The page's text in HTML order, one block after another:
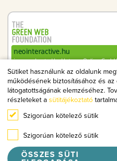
0.18g CO 2kibocsátás
megtekintésenként
A hellogreenweb.hu mérése
© 2026 Neo Interactive All Rights
Sütiket használunk az oldalunk
működésének biztosításához és az
látogatottságának elemzéséhez.
részleteket a sütitájékoztató
Szigorúan kötelező sütik
Szigorúan kötelező sütik
ÖSSZES SÜTI